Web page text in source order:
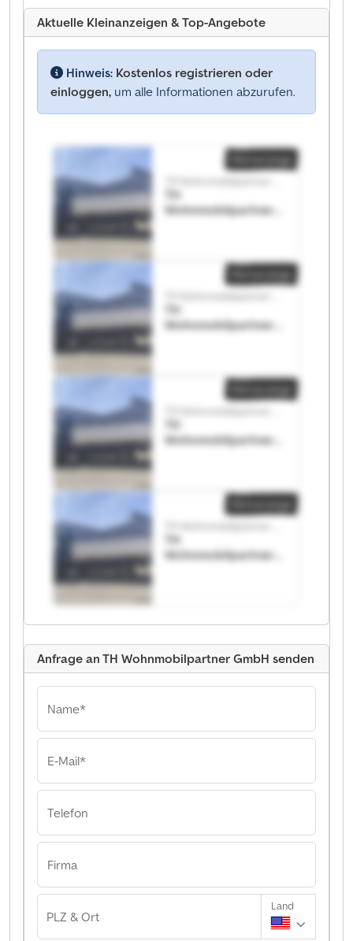
Aktuelle Kleinanzeigen & Top-Angebote
Hinweis: Kostenlos registrieren oder
einloggen, um alle Informationen abzurufen.
TH
Wohnmobilpartner
TH
Wohnmobilpartner
TH
Wohnmobilpartner
TH
Wohnmobilpartner
Anfrage an TH Wohnmobilpartner GmbH senden
Name*
E-Mail*
Telefon
Firma
PLZ & Ort
Land